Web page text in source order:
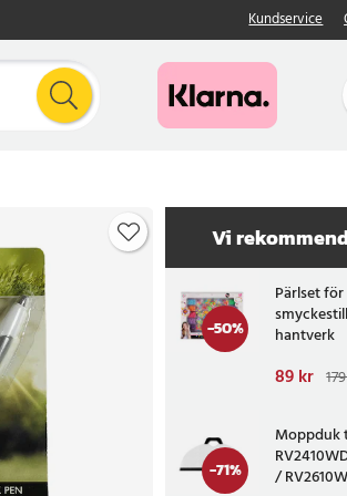
Kundservice
Vi
-50%
Pärlset för
hantverk
89 kr
-71%
Moppduk
/